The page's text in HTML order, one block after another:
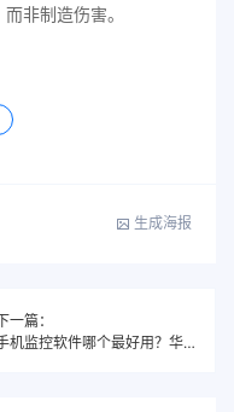
非制造伤害。
生成海报
一篇：
手机监控软件哪个最好用？华人使用最多的SPYCALL监控软件如何？